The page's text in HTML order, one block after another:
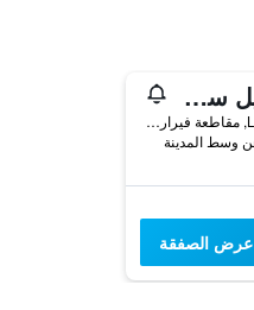
كلوب ديل سولي سبينا فاميلي كوليكشن
Lido di Spina, مقاطعة فيرارا, إيطاليا
عرض الصفقة